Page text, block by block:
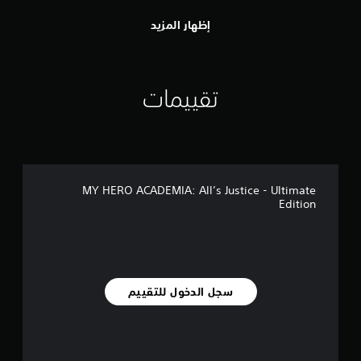
إظهار المزيد
تقييمات
MY HERO ACADEMIA: All’s Justice - Ultimate
Edition
سجل الدخول للتقييم